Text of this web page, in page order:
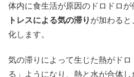
体内に食生活が原因のドロドロが
トレスによる気の滞り が加わると
化します。
気の滞りによって生じた熱がド
る」ようになり、熱と水が合体